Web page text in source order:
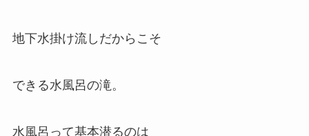
地下水掛け流しだからこそ
できる水風呂の滝。
水風呂って基本潜るのは